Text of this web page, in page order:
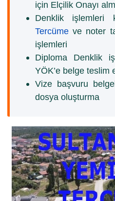
için Elçilik Onayı
Denklik işlemleri
Tercüme ve noter
işlemleri
Diploma Denklik
YÖK’e belge teslim
Vize başvuru
dosya oluşturma